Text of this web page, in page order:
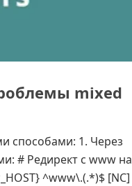
mixed
способами: 1. Через
# Редирект с www на
^www\.(.*)$ [NC]